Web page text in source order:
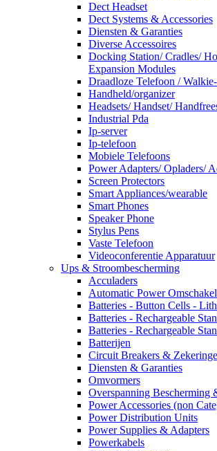
Dect Headset
Dect Systems & Accessories
Diensten & Garanties
Diverse Accessoires
Docking Station/ Cradles/
Expansion Modules
Draadloze Telefoon /
Handheld/organizer
Headsets/ Handset/
Industrial Pda
Ip-server
Ip-telefoon
Mobiele Telefoons
Power Adapters/ Opladers/
Screen Protectors
Smart Appliances/wearable
Smart Phones
Speaker Phone
Stylus Pens
Vaste Telefoon
Videoconferentie Apparatuur
Ups & Stroombescherming
Acculaders
Automatic Power
Batteries - Button Cells -
Batteries - Rechargeable
Batteries - Rechargeable
Batterijen
Circuit Breakers &
Diensten & Garanties
Omvormers
Overspanning Bescherming
Power Accessories (non
Power Distribution Units
Power Supplies & Adapters
Powerkabels